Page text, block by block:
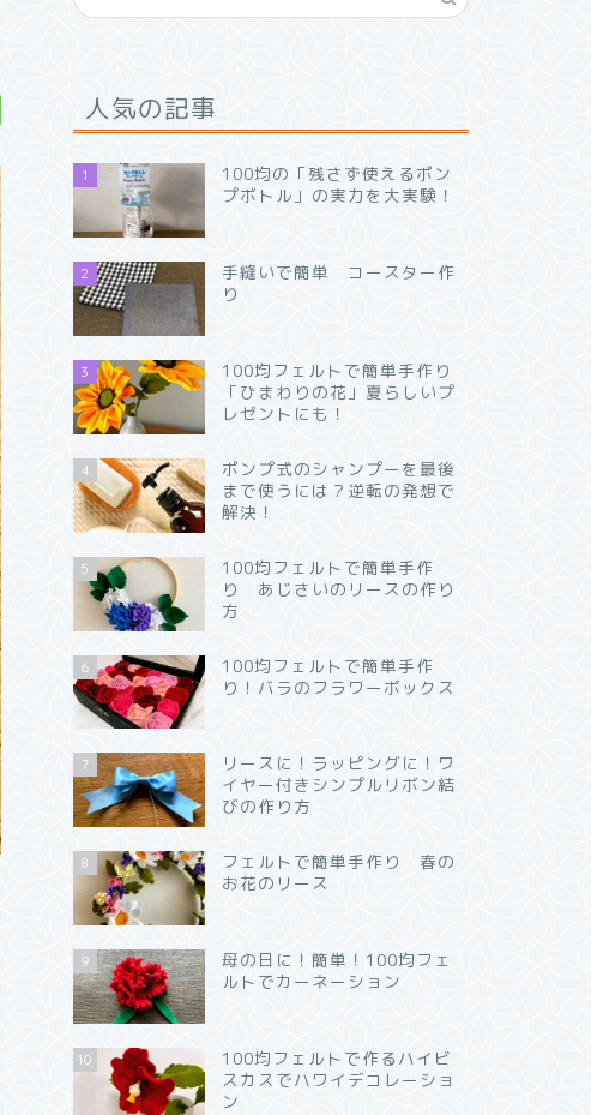
人気の記事
1
100均の「残さず使えるポン
プボトル」の実力を大実験！
2
手縫いで簡単 コースター作
り
3
100均フェルトで簡単手作り
「ひまわりの花」夏らしいプ
レゼントにも！
4
ポンプ式のシャンプーを最後
まで使うには？逆転の発想で
解決！
5
100均フェルトで簡単手作
り あじさいのリースの作り
方
6
100均フェルトで簡単手作
り！バラのフラワーボックス
7
リースに！ラッピングに！ワ
イヤー付きシンプルリボン結
びの作り方
8
フェルトで簡単手作り 春の
お花のリース
9
母の日に！簡単！100均フェ
ルトでカーネーション
10
100均フェルトで作るハイビ
スカスでハワイデコレーショ
ン